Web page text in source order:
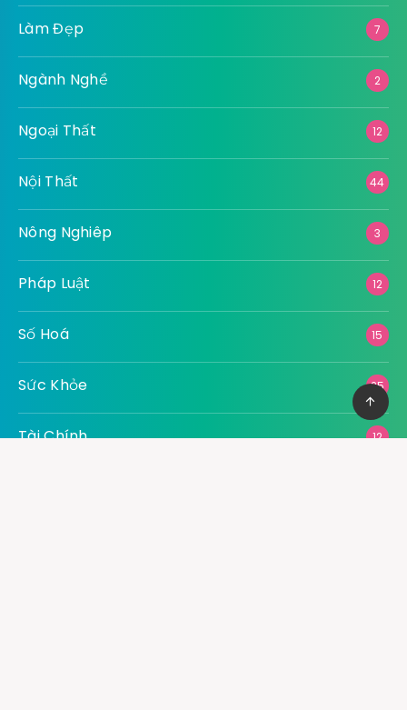
Làm Đẹp 7
Ngành Nghề 2
Ngoại Thất 12
Nội Thất 44
Nông Nghiêp 3
Pháp Luật 12
Số Hoá 15
Sức Khỏe 25
Tài Chính 12